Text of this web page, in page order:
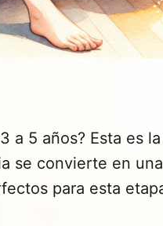
a 5 años? Esta es
se convierte en
para esta